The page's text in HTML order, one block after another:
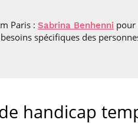
Paris : Sabrina Benhenni pour
spécifiques des
handicap